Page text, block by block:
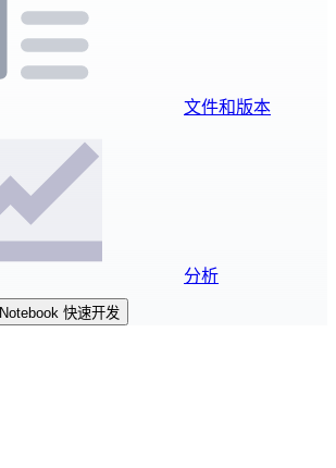
文件和版本
分析
Notebook 快速开发